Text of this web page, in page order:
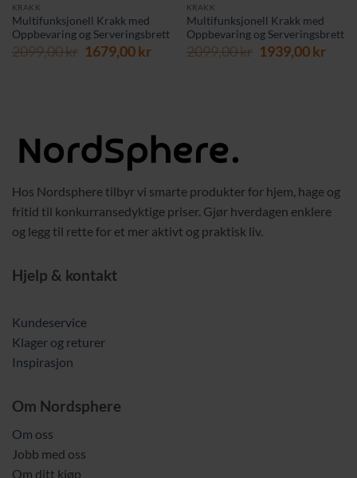
KRAKK
Multifunksjonell Krakk med
Oppbevaring og Serveringsbrett
2099,00kr Opprinnelig
1679,00krNåværende
KRAKK
Multifunksjonell Krakk med
Oppbevaring og Serveringsbrett
2099,00kr Opprinnelig
1939,00kr
Hos Nordsphere tilbyr vi smarte produkter for hjem, hage og
fritid til konkurransedyktige priser. Gjør hverdagen enklere
og legg til rette for et mer aktivt og praktisk liv.
Hjelp & kontakt
Kundeservice
Klager og returer
Inspirasjon
Om Nordsphere
Om oss
Jobb med oss
Om ditt kjøp